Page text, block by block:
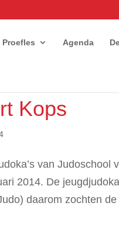
Proefles Agenda
Kops
van
2014. De
daarom zochten